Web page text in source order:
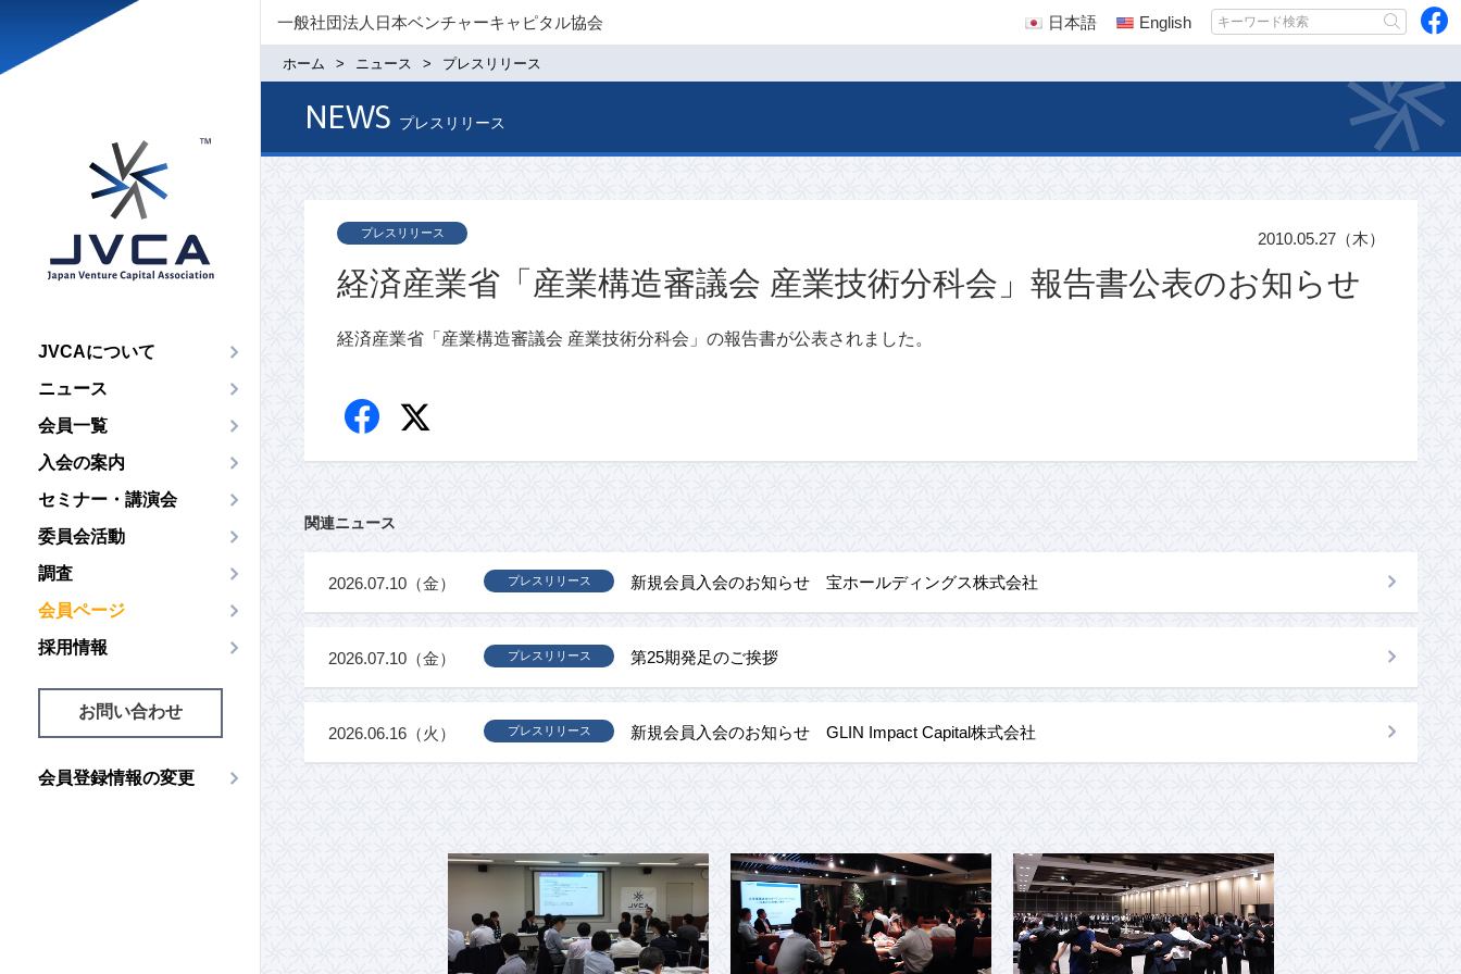
JVCAについて
ニュース
会員一覧
入会の案内
セミナー・講演会
委員会活動
調査
会員ページ
採用情報
お問い合わせ
会員登録情報の変更
一般社団法人日本ベンチャーキャピタル協会 日本語 English
ホーム ニュース プレスリリース
NEWS プレスリリース
経済産業省「産業構造審議会 産業技術分科会」報告書公表のお知らせ
プレスリリース 2010.05.27（木）
経済産業省「産業構造審議会 産業技術分科会」の報告書が公表されました。
関連ニュース
新規会員入会のお知らせ 宝ホールディングス株式会社
プレスリリース
2026.07.10（金）
第25期発足のご挨拶
プレスリリース
2026.07.10（金）
新規会員入会のお知らせ GLIN Impact Capital株式会社
プレスリリース
2026.06.16（火）